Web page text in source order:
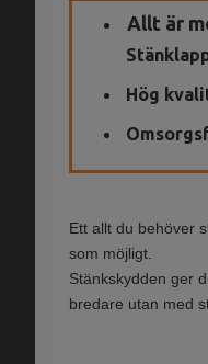
Allt är
Hög
Ett allt du behöver
som möjligt.
Stänkskydden ger
bredare utan med